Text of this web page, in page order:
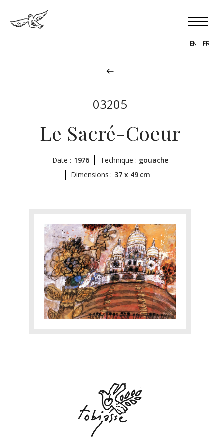
BIOGRAPHY
THEMES
THE WORK
INTIMATE
EXPERTISE
CATALOGUE RAISONNÉ
E-SHOP
CONTACT
EN FR
03205
Le Sacré-Coeur
Date : 1976 Technique : gouache
Dimensions : 37 x 49 cm